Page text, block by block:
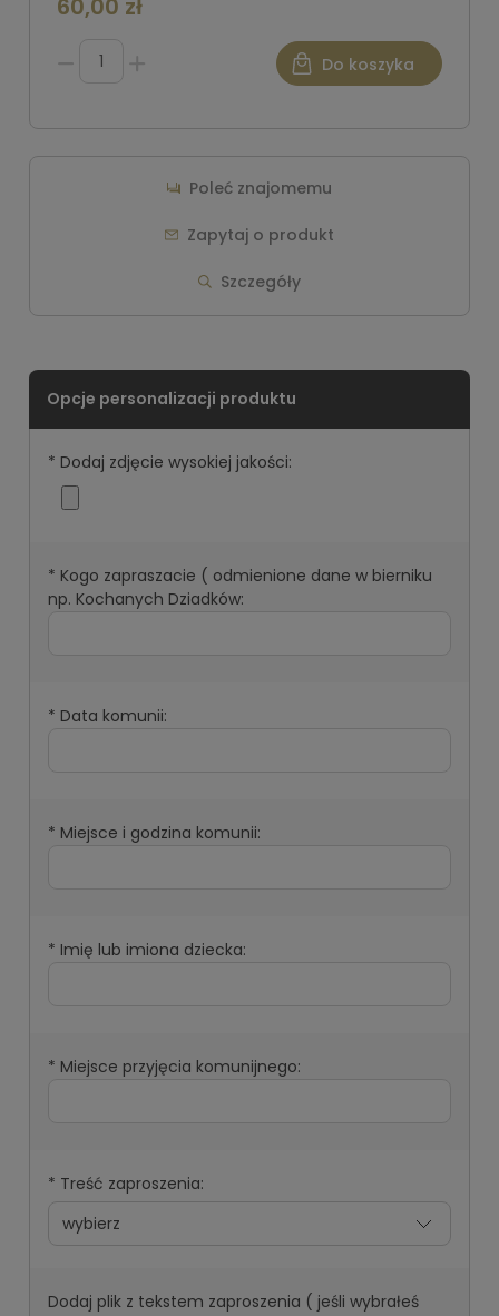
* Dodaj zdjęcie wysokiej jakości:
* Kogo zapraszacie ( odmienione dane w bierniku
np. Kochanych Dziadków:
* Data komunii:
* Miejsce i godzina komunii:
* Imię lub imiona dziecka:
* Miejsce przyjęcia komunijnego:
* Treść zaproszenia:
Dodaj plik z tekstem zaproszenia ( jeśli wybrałeś
60,00 zł
Do koszyka
Szczegóły
Zapytaj o produkt
Poleć znajomemu